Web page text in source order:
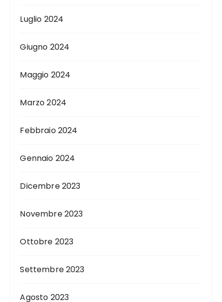
Luglio 2024
Giugno 2024
Maggio 2024
Marzo 2024
Febbraio 2024
Gennaio 2024
Dicembre 2023
Novembre 2023
Ottobre 2023
Settembre 2023
Agosto 2023